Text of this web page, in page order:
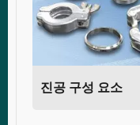
진공 구성 요소